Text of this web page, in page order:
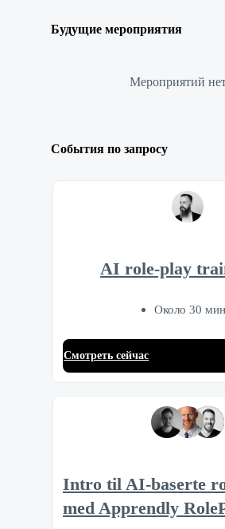
Будущие мероприятия
Мероприятий
События по запросу
AI role-play
Около 30
Смотреть сейчас
Intro til AI-baserte
med Apprendly